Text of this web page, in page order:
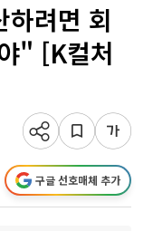
려면 회
" [K컬처
구글 선호매체 추가